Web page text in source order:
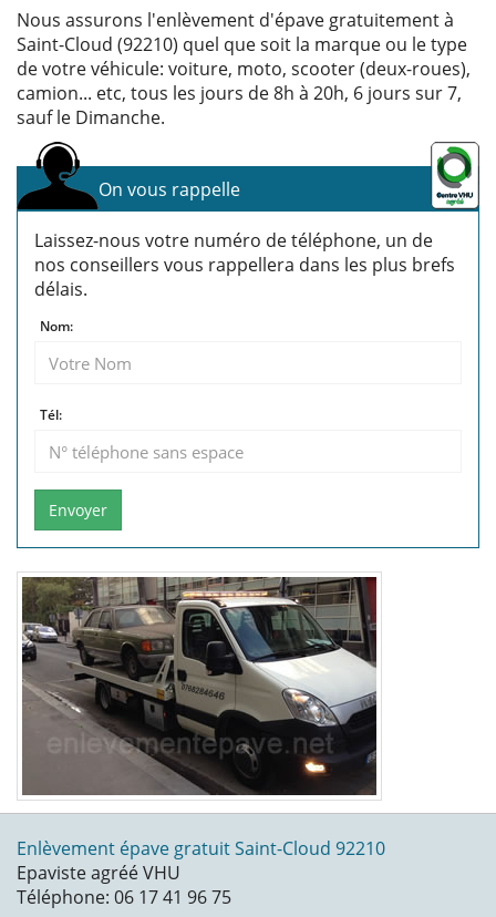
Nous assurons l'enlèvement d'épave gratuitement à
Saint-Cloud (92210) quel que soit la marque ou le type
de votre véhicule: voiture, moto, scooter (deux-roues),
camion... etc, tous les jours de 8h à 20h, 6 jours sur 7,
sauf le Dimanche.
On vous rappelle
Laissez-nous votre numéro de téléphone, un de
nos conseillers vous rappellera dans les plus brefs
délais.
Nom:
Tél:
Envoyer
Enlèvement épave gratuit Saint-Cloud 92210
Epaviste agréé VHU
Téléphone: 06 17 41 96 75